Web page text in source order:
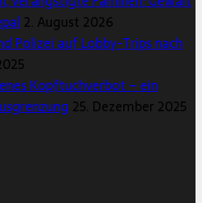
2. August 2026
Polizei auf Lobby-Trips nach
Kopftuchverbot – ein
25. Dezember 2025